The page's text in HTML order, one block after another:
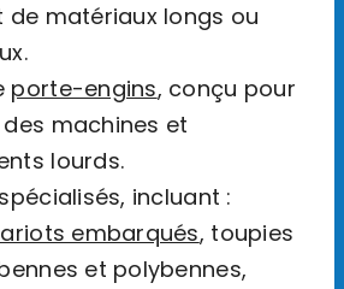
matériaux longs ou
porte-engins, conçu pour
machines et
lourds.
incluant :
embarqués, toupies
et polybennes,